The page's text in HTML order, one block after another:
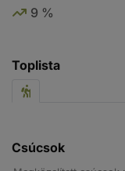
9 %
Toplista
Csúcsok